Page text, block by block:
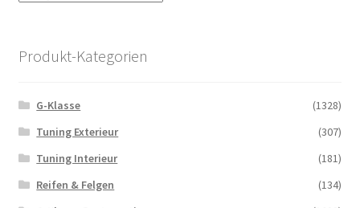
Produkt-Kategorien
G-Klasse
(1328)
Tuning Exterieur
(307)
Tuning Interieur
(181)
Reifen & Felgen
(134)